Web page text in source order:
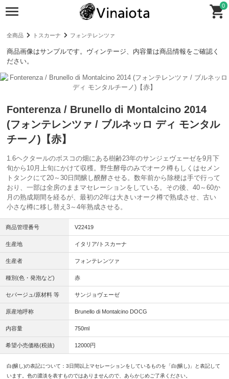
0
全商品 トスカーナ フォンテレンツァ
商品画像はサンプルです。ヴィンテージ、内容量は商品情報をご確認く
ださい。
Fonterenza / Brunello di Montalcino 2014
(フォンテレンツァ / ブルネッロ ディ モンタル
チーノ)【赤】
1.6ヘクタールのボスコの畑にある樹齢23年のサンジェヴェーゼを9月下
旬から10月上旬にかけて収穫。野生酵母のみでオーク樽もしくはセメン
トタンクにて20～30日間醸し醗酵させる。数年前から除梗は手で行って
おり、一部は全房のままマセレーションをしている。その後、40～60か
月の熟成期間を経るが、最初の2年は大きいオーク樽で熟成させ、古い
小さな樽に移し替え3～4年熟成させる。
商品管理番号 V22419
生産地 イタリア/トスカーナ
生産者 フォンテレンツァ
種別(色・発泡など) 赤
セパージュ/原材料 等 サンジョヴェーゼ
原産地呼称 Brunello di Montalcino DOCG
内容量 750ml
希望小売価格(税抜) 12000円
白(醸し)の表記について：3日間以上マセレーションをしているものを「白(醸し)」と表記して
います。色の濃淡を表すものではありませんので、あらかじめご了承ください。